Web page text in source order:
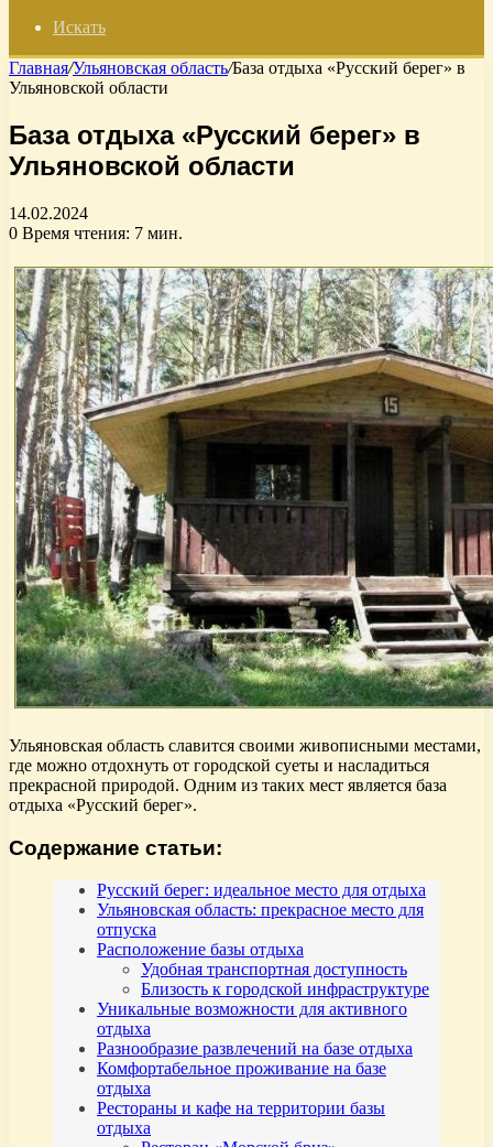
Искать
Главная/Ульяновская область/База отдыха «Русский берег» в
Ульяновской области
База отдыха «Русский берег» в
Ульяновской области
14.02.2024
0 Время чтения: 7 мин.
Ульяновская область славится своими живописными местами,
где можно отдохнуть от городской суеты и насладиться
прекрасной природой. Одним из таких мест является база
отдыха «Русский берег».
Содержание статьи:
Русский берег: идеальное место для отдыха
Ульяновская область: прекрасное место для
отпуска
Расположение базы отдыха
Удобная транспортная доступность
Близость к городской инфраструктуре
Уникальные возможности для активного
отдыха
Разнообразие развлечений на базе отдыха
Комфортабельное проживание на базе
отдыха
Рестораны и кафе на территории базы
отдыха